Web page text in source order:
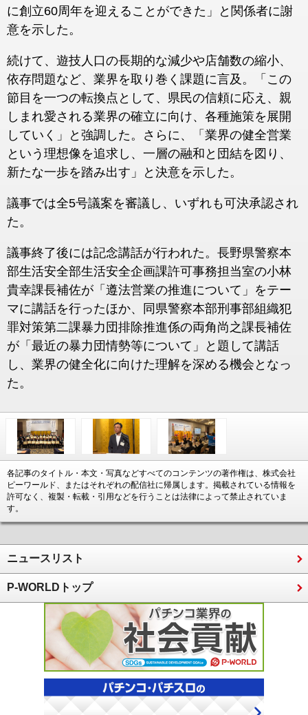
に創立60周年を迎えることができた」と関係者に謝
意を示した。
続けて、遊技人口の長期的な減少や店舗数の縮小、
依存問題など、業界を取り巻く課題に言及。「この
節目を一つの転換点として、県民の信頼に応え、親
しまれ愛される業界の確立に向け、各種施策を展開
していく」と強調した。さらに、「業界の健全営業
という理想像を追求し、一層の融和と団結を図り、
新たな一歩を踏み出す」と決意を示した。
議事では全5号議案を審議し、いずれも可決承認され
た。
議事終了後には記念講話が行われた。長野県警察本
部生活安全部生活安全企画課許可事務担当室の小林
貴幸課長補佐が「遵法営業の推進について」をテー
マに講話を行ったほか、同県警察本部刑事部組織犯
罪対策第二課暴力団排除推進係の両角尚之課長補佐
が「最近の暴力団情勢等について」と題して講話
し、業界の健全化に向けた理解を深める機会となっ
た。
各記事のタイトル・本文・写真などすべてのコンテンツの著作権は、株式会社
ピーワールド、またはそれぞれの配信社に帰属します。掲載されている情報を
許可なく、複製・転載・引用などを行うことは法律によって禁止されていま
す。
ニュースリスト
P-WORLDトップ